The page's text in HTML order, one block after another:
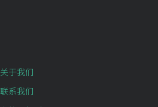
关于我们
联系我们